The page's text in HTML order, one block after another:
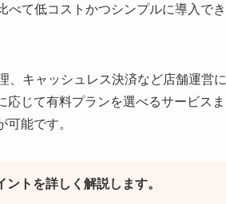
て低コストかつシンプルに導入でき
、キャッシュレス決済など店舗運営に
じて有料プランを選べるサービスま
能です。
トを詳しく解説します。